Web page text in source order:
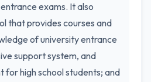
exams. It also
that provides courses and
of university entrance
support system, and
for high school students; and